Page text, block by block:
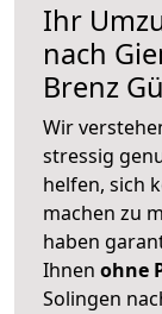
Ihr
nach
Brenz
Wir
stressig
helfen, sich
machen zu
haben
Ihnen ohne
Solingen